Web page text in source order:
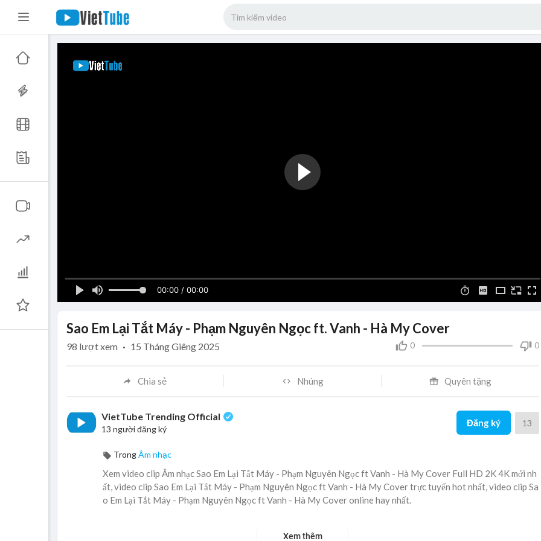
00:00 / 00:00
Sao Em Lại Tắt Máy - Phạm Nguyên Ngọc ft. Vanh - Hà My Cover
0 0
98 lượt xem · 15 Tháng Giêng 2025
Chia sẻ Nhúng Quyên tặng
VietTube Trending Official
13 người đăng ký
Đăng ký 13
TrongÂm nhạc
Xem video clip Âm nhạc Sao Em Lại Tắt Máy - Phạm Nguyên Ngọc ft Vanh - Hà My Cover Full HD 2K 4K mới nh
ất, video clip Sao Em Lại Tắt Máy - Phạm Nguyên Ngọc ft Vanh - Hà My Cover trực tuyến hot nhất, video clip Sa
o Em Lại Tắt Máy - Phạm Nguyên Ngọc ft Vanh - Hà My Cover online hay nhất.
Xem thêm